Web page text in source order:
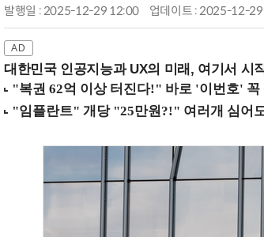
발행일 : 2025-12-29 12:00 업데이트 : 2025-12-
대한민국 인공지능과 UX의 미래, 여기서 시